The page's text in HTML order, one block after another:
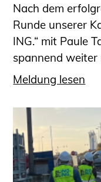
Nach dem
Runde unserer
ING.“ mit Paule
spannend weiter
Meldung lesen